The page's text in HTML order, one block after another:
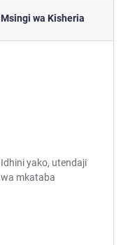
Msingi wa Kisheria
Idhini yako, utendaji
wa mkataba